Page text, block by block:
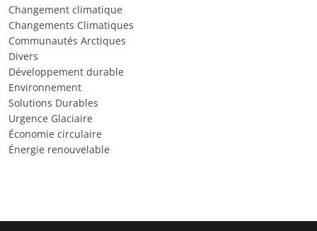
Changement climatique
Changements Climatiques
Communautés Arctiques
Divers
Développement durable
Environnement
Solutions Durables
Urgence Glaciaire
Économie circulaire
Énergie renouvelable